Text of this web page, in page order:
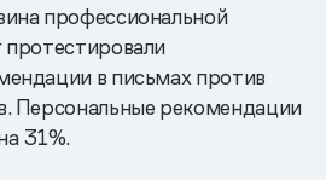
профессиональной
в письмах против
Персональные рекомендации
31%.